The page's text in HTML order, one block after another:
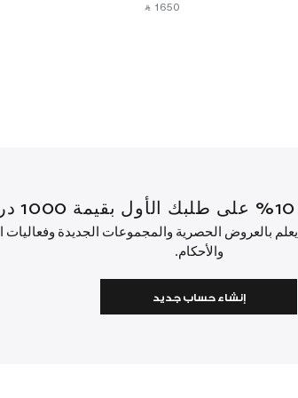
‎ ⃁ ⁦1650⁩ ‎
يعلم بالعروض الحصرية والمجموعات الجديدة
والأحكام.
إنشاء حساب جديد